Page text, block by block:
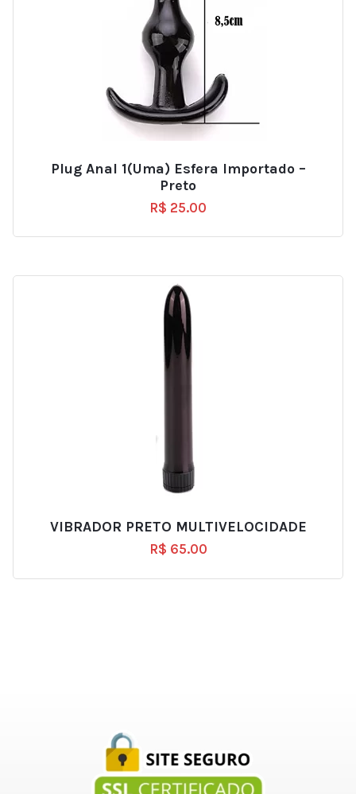
Plug Anal 1(uma) Esfera Importado –
Preto
R$ 25.00
VIBRADOR PRETO MULTIVELOCIDADE
R$ 65.00